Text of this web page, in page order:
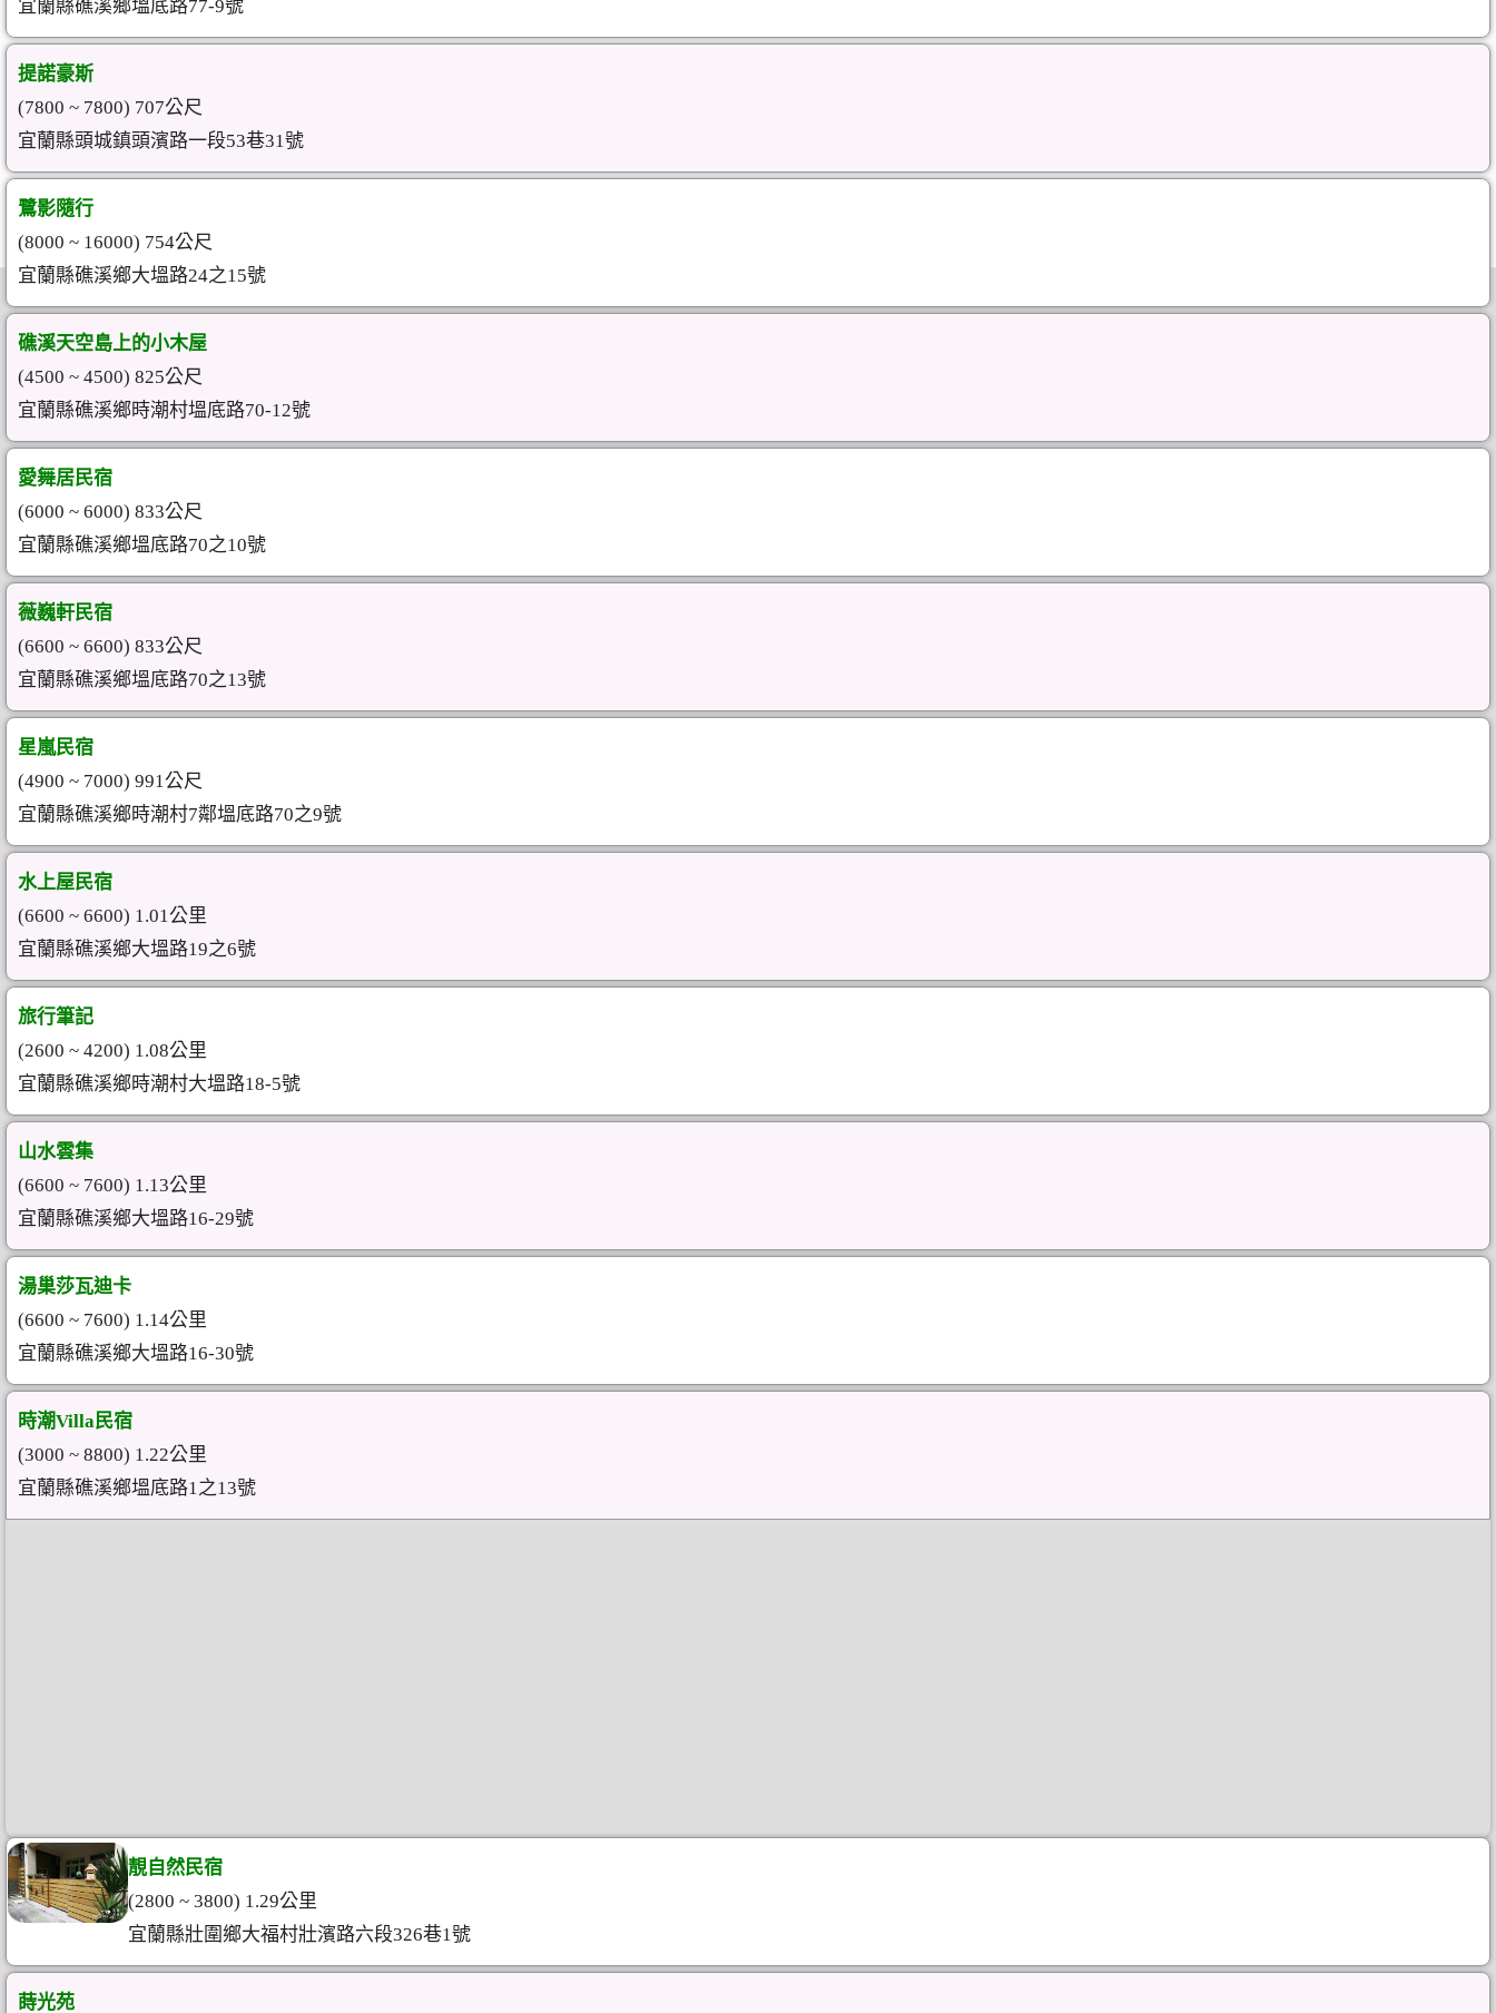
宜蘭縣礁溪鄉塭底路77-9號
提諾豪斯
(7800 ~ 7800) 707公尺
宜蘭縣頭城鎮頭濱路一段53巷31號
鷺影隨行
(8000 ~ 16000) 754公尺
宜蘭縣礁溪鄉大塭路24之15號
礁溪天空島上的小木屋
(4500 ~ 4500) 825公尺
宜蘭縣礁溪鄉時潮村塭底路70-12號
愛舞居民宿
(6000 ~ 6000) 833公尺
宜蘭縣礁溪鄉塭底路70之10號
薇巍軒民宿
(6600 ~ 6600) 833公尺
宜蘭縣礁溪鄉塭底路70之13號
星嵐民宿
(4900 ~ 7000) 991公尺
宜蘭縣礁溪鄉時潮村7鄰塭底路70之9號
水上屋民宿
(6600 ~ 6600) 1.01公里
宜蘭縣礁溪鄉大塭路19之6號
旅行筆記
(2600 ~ 4200) 1.08公里
宜蘭縣礁溪鄉時潮村大塭路18-5號
山水雲集
(6600 ~ 7600) 1.13公里
宜蘭縣礁溪鄉大塭路16-29號
湯巢莎瓦迪卡
(6600 ~ 7600) 1.14公里
宜蘭縣礁溪鄉大塭路16-30號
時潮Villa民宿
(3000 ~ 8800) 1.22公里
宜蘭縣礁溪鄉塭底路1之13號
靚自然民宿
(2800 ~ 3800) 1.29公里
宜蘭縣壯圍鄉大福村壯濱路六段326巷1號
蒔光苑